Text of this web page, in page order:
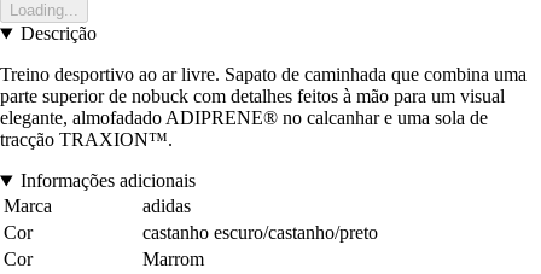
Loading...
Descrição
Treino desportivo ao ar livre. Sapato de caminhada que combina uma
parte superior de nobuck com detalhes feitos à mão para um visual
elegante, almofadado ADIPRENE® no calcanhar e uma sola de
tracção TRAXION™.
Informações adicionais
Marca
adidas
Cor
castanho escuro/castanho/preto
Cor
Marrom